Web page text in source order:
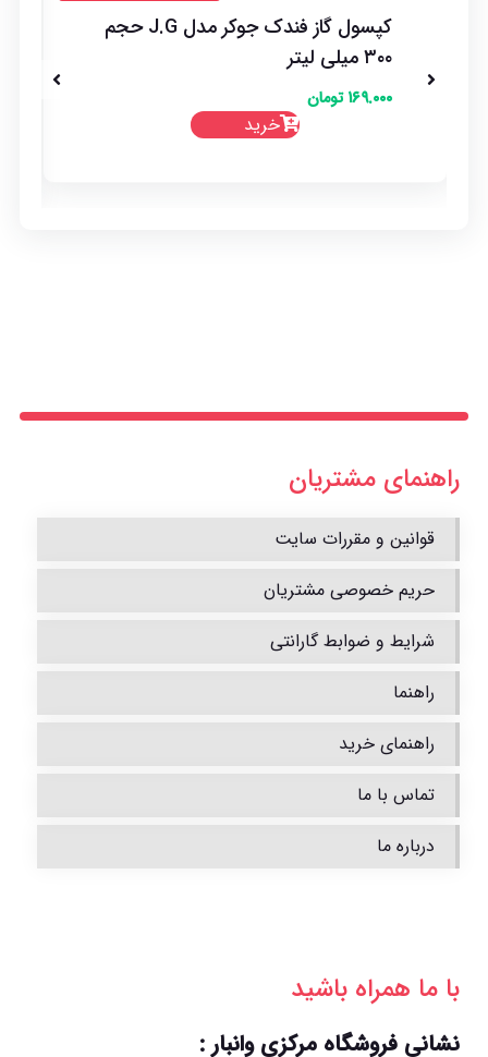
کپسول گاز فندک جوکر مدل J.G حجم
۳۰۰ میلی لیتر
۱۶۹.۰۰۰ تومان
خرید
راهنمای مشتریان
قوانین و مقررات سایت
حریم خصوصی مشتریان
شرایط و ضوابط گارانتی
راهنما
راهنمای خرید
تماس با ما
درباره ما
با ما همراه باشید
نشانی فروشگاه مرکزی وانبار :